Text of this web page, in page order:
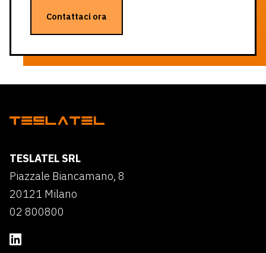
Contattaci ora
TESLATEL SRL
Piazzale Biancamano, 8
20121 Milano
02 800800